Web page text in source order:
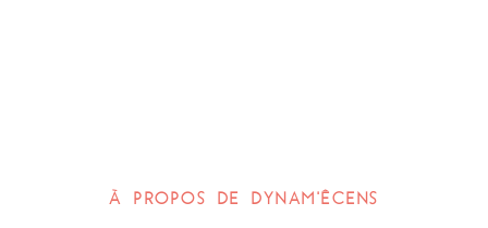
À PROPOS DE DYNAM'ÊCENS